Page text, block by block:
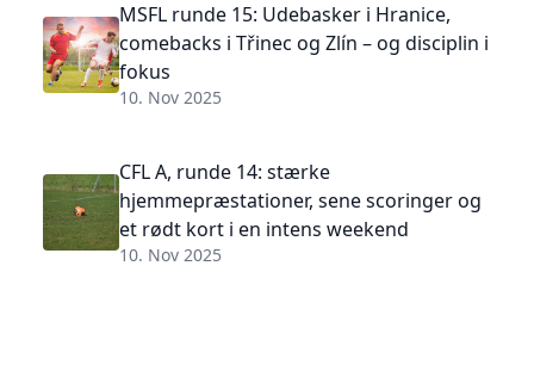
MSFL runde 15: Udebasker i Hranice,
comebacks i Třinec og Zlín – og disciplin i
fokus
10. Nov 2025
CFL A, runde 14: stærke
hjemmepræstationer, sene scoringer og
et rødt kort i en intens weekend
10. Nov 2025